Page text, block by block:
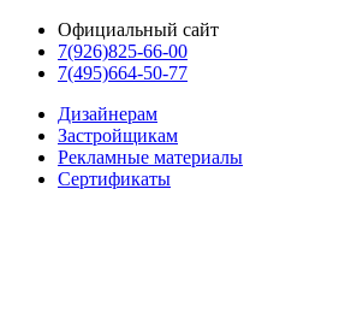
Официальный сайт
7(926)825-66-00
7(495)664-50-77
Дизайнерам
Застройщикам
Рекламные материалы
Сертификаты